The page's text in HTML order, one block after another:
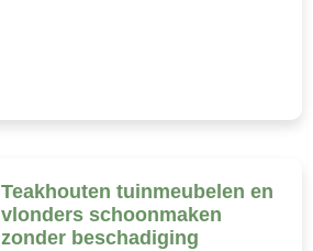
Teakhouten tuinmeubelen en
vlonders schoonmaken
zonder beschadiging